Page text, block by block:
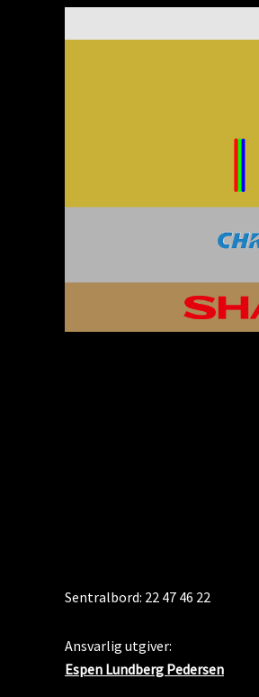
Sentralbord: 22 47 46 22
Ansvarlig utgiver:
Espen Lundberg Pedersen